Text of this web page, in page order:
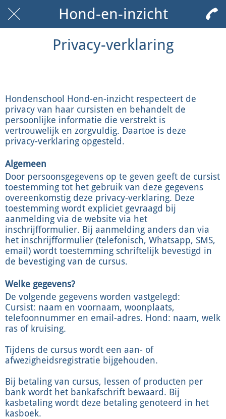
Hond-en-inzicht
Privacy-verklaring
Hondenschool Hond-en-inzicht respecteert de
privacy van haar cursisten en behandelt de
persoonlijke informatie die verstrekt is
vertrouwelijk en zorgvuldig. Daartoe is deze
privacy-verklaring opgesteld.
Algemeen
Door persoonsgegevens op te geven geeft de cursist
toestemming tot het gebruik van deze gegevens
overeenkomstig deze privacy-verklaring. Deze
toestemming wordt expliciet gevraagd bij
aanmelding via de website via het
inschrijfformulier. Bij aanmelding anders dan via
het inschrijfformulier (telefonisch, Whatsapp, SMS,
email) wordt toestemming schriftelijk bevestigd in
de bevestiging van de cursus.
Welke gegevens?
De volgende gegevens worden vastgelegd:
Cursist: naam en voornaam, woonplaats,
telefoonnummer en email-adres. Hond: naam, welk
ras of kruising.
Tijdens de cursus wordt een aan- of
afwezigheidsregistratie bijgehouden.
Bij betaling van cursus, lessen of producten per
bank wordt het bankafschrift bewaard. Bij
kasbetaling wordt deze betaling genoteerd in het
kasboek.